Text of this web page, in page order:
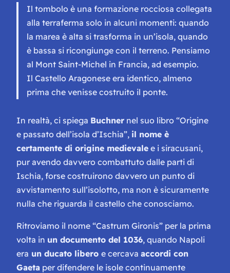
Il tombolo è una formazione rocciosa collegata
alla terraferma solo in alcuni momenti: quando
la marea è alta si trasforma in un’isola, quando
è bassa si ricongiunge con il terreno. Pensiamo
al Mont Saint-Michel in Francia, ad esempio.
Il Castello Aragonese era identico, almeno
prima che venisse costruito il ponte.
In realtà, ci spiega Buchner nel suo libro “Origine
e passato dell’isola d’Ischia”, il nome è
certamente di origine medievale e i siracusani,
pur avendo davvero combattuto dalle parti di
Ischia, forse costruirono davvero un punto di
avvistamento sull’isolotto, ma non è sicuramente
nulla che riguarda il castello che conosciamo.
Ritroviamo il nome “Castrum Gironis” per la prima
volta in un documento del 1036, quando Napoli
era un ducato libero e cercava accordi con
Gaeta per difendere le isole continuamente